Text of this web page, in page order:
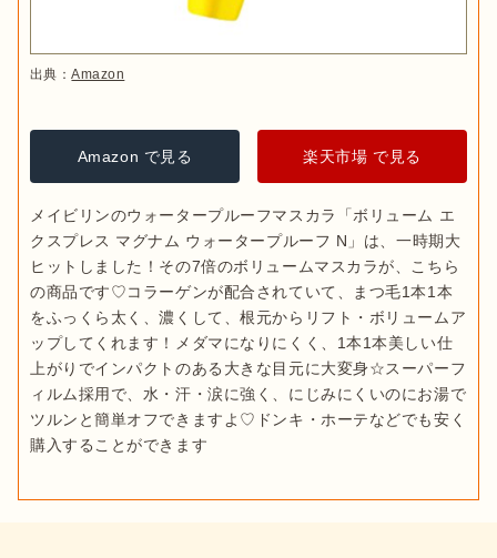
出典：Amazon
Amazon で見る 楽天市場 で見る
メイビリンのウォータープルーフマスカラ「ボリューム エ
クスプレス マグナム ウォータープルーフ N」は、一時期大
ヒットしました！その7倍のボリュームマスカラが、こちら
の商品です♡コラーゲンが配合されていて、まつ毛1本1本
をふっくら太く、濃くして、根元からリフト・ボリュームア
ップしてくれます！メダマになりにくく、1本1本美しい仕
上がりでインパクトのある大きな目元に大変身☆スーパーフ
ィルム採用で、水・汗・涙に強く、にじみにくいのにお湯で
ツルンと簡単オフできますよ♡ドンキ・ホーテなどでも安く
購入することができます